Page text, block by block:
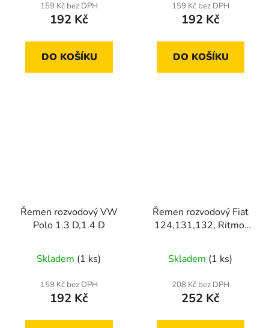
159 Kč bez DPH
192 Kč
DO KOŠÍKU
159 Kč bez DPH
192 Kč
DO KOŠÍKU
Řemen rozvodový VW
Polo 1.3 D,1.4 D
Skladem (1 ks)
159 Kč bez DPH
192 Kč
Řemen rozvodový Fiat
124,131,132, Ritmo,
Skladem (1 ks)
208 Kč bez DPH
252 Kč